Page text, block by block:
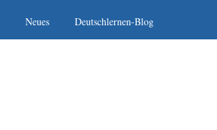
Neues Deutschlernen-Blog